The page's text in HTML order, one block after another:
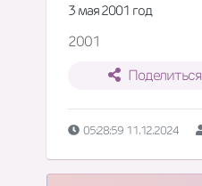
3 мая 2001 год
2001
Поделиться
05:28:59 11.12.2024